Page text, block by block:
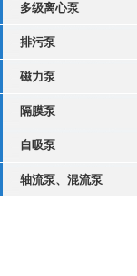
多级离心泵
排污泵
磁力泵
隔膜泵
自吸泵
轴流泵、混流泵